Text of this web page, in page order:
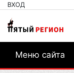
ВХОД
Меню сайта